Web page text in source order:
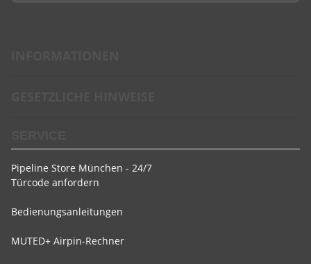
Pipeline Store München - 24/7
Türcode anfordern
Bedienungsanleitungen
MUTED+ Airpin-Rechner